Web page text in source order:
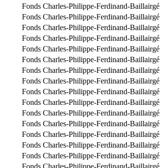
Fonds Charles-Philippe-Ferdinand-Baillairgé
Fonds Charles-Philippe-Ferdinand-Baillairgé
Fonds Charles-Philippe-Ferdinand-Baillairgé
Fonds Charles-Philippe-Ferdinand-Baillairgé
Fonds Charles-Philippe-Ferdinand-Baillairgé
Fonds Charles-Philippe-Ferdinand-Baillairgé
Fonds Charles-Philippe-Ferdinand-Baillairgé
Fonds Charles-Philippe-Ferdinand-Baillairgé
Fonds Charles-Philippe-Ferdinand-Baillairgé
Fonds Charles-Philippe-Ferdinand-Baillairgé
Fonds Charles-Philippe-Ferdinand-Baillairgé
Fonds Charles-Philippe-Ferdinand-Baillairgé
Fonds Charles-Philippe-Ferdinand-Baillairgé
Fonds Charles-Philippe-Ferdinand-Baillairgé
Fonds Charles-Philippe-Ferdinand-Baillairgé
Fonds Charles-Philippe-Ferdinand-Baillairgé